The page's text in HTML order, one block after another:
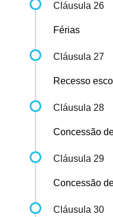
Cláusula 26
Férias
Cláusula 27
Recesso
Cláusula 28
Concessão
Cláusula 29
Concessão
Cláusula 30